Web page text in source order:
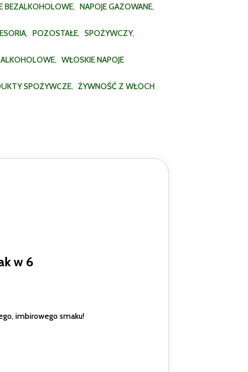
BEZALKOHOLOWE, NAPOJE GAZOWANE,
, POZOSTAŁE, SPOŻYWCZY,
, WŁOSKIE NAPOJE
SPOŻYWCZE, ŻYWNOŚĆ Z WŁOCH
w 6
imbirowego smaku!